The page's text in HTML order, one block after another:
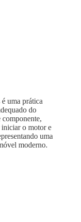
uma prática
do
componente,
iniciar o motor e
uma
moderno.